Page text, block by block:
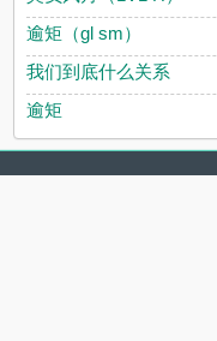
逾矩（gl sm）
我们到底什么关系
逾矩